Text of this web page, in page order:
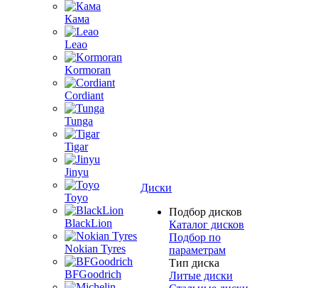
Кама
Leao
Kormoran
Cordiant
Tunga
Tigar
Jinyu
Toyo
BlackLion
Nokian Tyres
BFGoodrich
Диски
Подбор дисков
Каталог дисков
Подбор по
параметрам
Тип диска
Литые диски